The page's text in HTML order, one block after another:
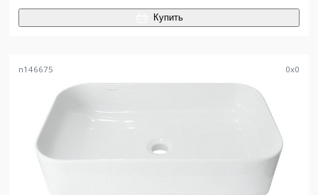
Купить
n146675 0x0